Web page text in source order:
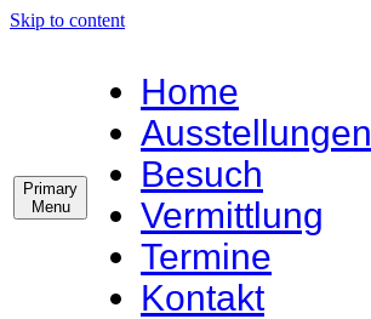
Skip to content
Primary
Menu
Home
Ausstellungen
Besuch
Vermittlung
Termine
Kontakt